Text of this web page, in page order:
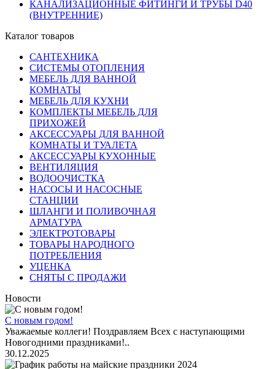
КАНАЛИЗАЦИОННЫЕ ФИТИНГИ И ТРУБЫ D40
(ВНУТРЕННИЕ)
Каталог товаров
САНТЕХНИКА
СИСТЕМЫ ОТОПЛЕНИЯ
МЕБЕЛЬ ДЛЯ ВАННОЙ
КОМНАТЫ
МЕБЕЛЬ ДЛЯ КУХНИ
КОМПЛЕКТЫ МЕБЕЛЬ ДЛЯ
ПРИХОЖЕЙ
АКСЕССУАРЫ ДЛЯ ВАННОЙ
КОМНАТЫ И ТУАЛЕТА
АКСЕССУАРЫ КУХОННЫЕ
ВЕНТИЛЯЦИЯ
ВОДООЧИСТКА
НАСОСЫ И НАСОСНЫЕ
СТАНЦИИ
ШЛАНГИ И ПОЛИВОЧНАЯ
АРМАТУРА
ЭЛЕКТРОТОВАРЫ
ТОВАРЫ НАРОДНОГО
ПОТРЕБЛЕНИЯ
УЦЕНКА
СНЯТЫ С ПРОДАЖИ
Новости
С новым годом!
Уважаемые коллеги! Поздравляем Всех с наступающими
Новогодними праздниками!..
30.12.2025